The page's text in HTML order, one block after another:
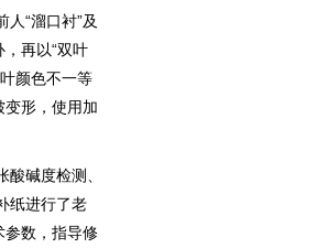
“溜口衬”及
再以“双叶
颜色不一等
变形，使用加
碱度检测、
纸进行了老
参数，指导修